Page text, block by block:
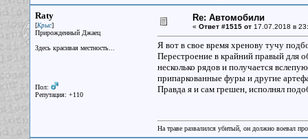
Raty
[Крыс]
Прирожденный Джаец
Здесь красивая местность...
Пол:
Репутация: +110
Re: Автомобили
« Ответ #1515 от17.07.2018 в
Я вот в свое время хренову тучу
Перестроение в крайний правый для
несколько рядов и получается
припаркованные фуры и другие
Правда я и сам грешен, исполнял
На траве развалился убитый, он должно воевал